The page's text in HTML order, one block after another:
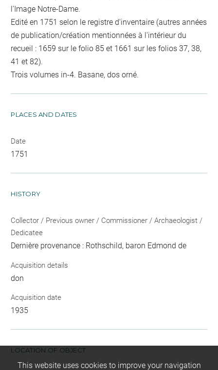
l'Image Notre-Dame.
Edité en 1751 selon le registre d'inventaire (autres années
de publication/création mentionnées à l'intérieur du
recueil : 1659 sur le folio 85 et 1661 sur les folios 37, 38,
41 et 82).
Trois volumes in-4. Basane, dos orné.
PLACES AND DATES
Date
1751
HISTORY
Collector / Previous owner / Commissioner / Archaeologist /
Dedicatee
Dernière provenance : Rothschild, baron Edmond de
Acquisition details
don
Acquisition date
1935
LOCATION OF OBJECT
This website uses cookies to improve your navigation